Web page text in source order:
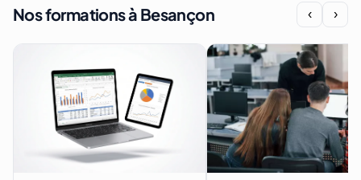
Nos formations à Besançon ‹ ›